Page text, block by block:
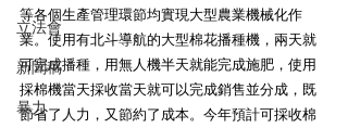
立法會
新聞稿
暴力
等各個生產管理環節均實現大型農業機械化作
業。使用有北斗導航的大型棉花播種機，兩天就
可完成播種，用無人機半天就能完成施肥，使用
採棉機當天採收當天就可以完成銷售並分成，既
節省了人力，又節約了成本。今年預計可採收棉